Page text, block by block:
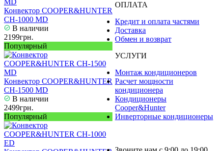
Конвектор COOPER&HUNTER
CH-1000 МD
В наличии
2199грн.
Популярный
Конвектор COOPER&HUNTER
CH-1500 МD
В наличии
2499грн.
Популярный
ОПЛАТА
Кредит и оплата частями
Доставка
Обмен и возврат
УСЛУГИ
Монтаж кондиционеров
Расчет мощности
кондиционера
Кондиционеры
Cooper&Hunter
Инверторные кондиционеры